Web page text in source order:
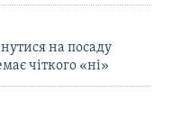
на посаду
чіткого «ні»